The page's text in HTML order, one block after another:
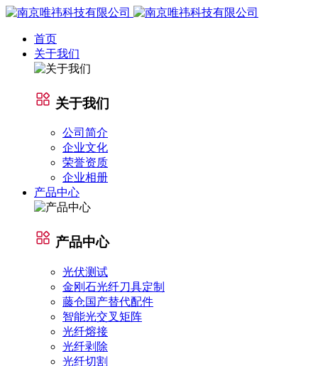
首页
关于我们
关于我们
公司简介
企业文化
荣誉资质
企业相册
产品中心
产品中心
光伏测试
金刚石光纤刀具定制
藤仓国产替代配件
智能光交叉矩阵
光纤熔接
光纤剥除
光纤切割